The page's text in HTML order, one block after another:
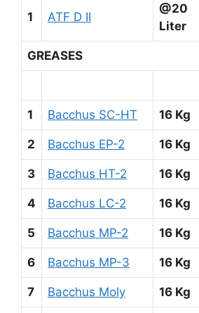
1 ATF D II
@20
Liter
GREASES
1 Bacchus SC-HT 16 Kg
2 Bacchus EP-2 16 Kg
3 Bacchus HT-2 16 Kg
4 Bacchus LC-2 16 Kg
5 Bacchus MP-2 16 Kg
6 Bacchus MP-3 16 Kg
7 Bacchus Moly 16 Kg